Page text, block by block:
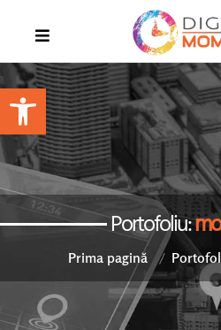
Portofoliu:
Prima pagină
Open toolbar